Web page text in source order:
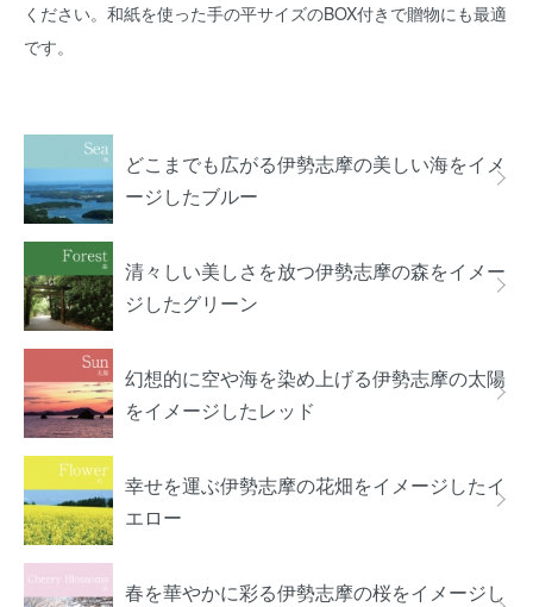
ください。和紙を使った手の平サイズのBOX付きで贈物にも最適
です。
グループ一覧どこまでも広がる伊勢志摩の美しい海をイメ
ージしたブルー
清々しい美しさを放つ伊勢志摩の森をイメー
ジしたグリーン
幻想的に空や海を染め上げる伊勢志摩の太陽
をイメージしたレッド
幸せを運ぶ伊勢志摩の花畑をイメージしたイ
エロー
春を華やかに彩る伊勢志摩の桜をイメージし